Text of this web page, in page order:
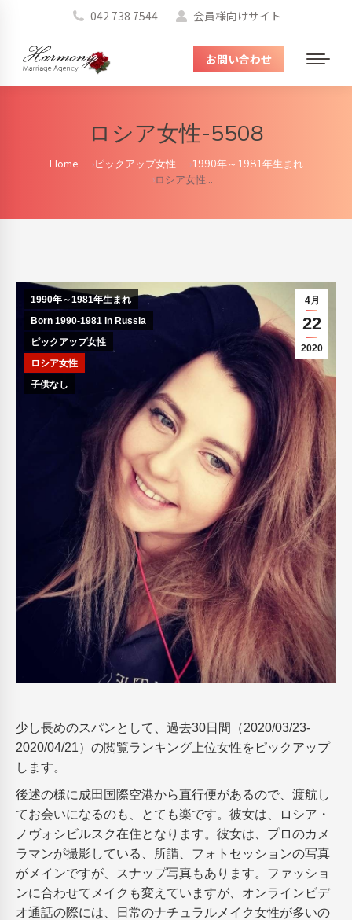
042 738 7544 会員様向けサイト
メ
ニ
お問い合わせ
ロシア女性-5508
You are here:
Home ピックアップ女性
1990年～1981年生まれ
ロシア女性…
4月
22
2020
1990年～1981年生まれ
Born 1990-1981 in Russia
ピックアップ女性
ロシア女性
子供なし
少し長めのスパンとして、過去30日間（2020/03/23-
2020/04/21）の閲覧ランキング上位女性をピックアップ
します。
後述の様に成田国際空港から直行便があるので、渡航し
てお会いになるのも、とても楽です。彼女は、ロシア・
ノヴォシビルスク在住となります。彼女は、プロのカメ
ラマンが撮影している、所謂、フォトセッションの写真
がメインですが、スナップ写真もあります。ファッショ
ンに合わせてメイクも変えていますが、オンラインビデ
オ通話の際には、日常のナチュラルメイク女性が多いの